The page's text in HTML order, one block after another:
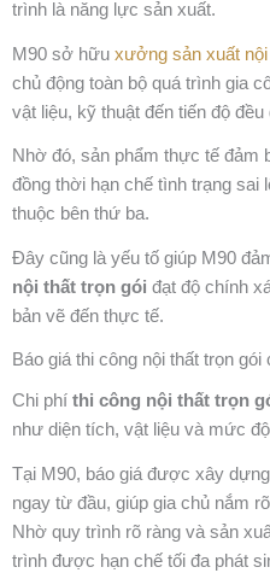
trình là năng lực sản xuất.
M90 sở hữu xưởng sản xuất nội
chủ động toàn bộ quá trình gia
vật liệu, kỹ thuật đến tiến độ
Nhờ đó, sản phẩm thực tế đảm
đồng thời hạn chế tình trạng sai
thuộc bên thứ ba.
Đây cũng là yếu tố giúp M90
nội thất trọn gói đạt độ chính
bản vẽ đến thực tế.
Báo giá thi công nội thất trọn
Chi phí thi công nội thất trọn
như diện tích, vật liệu và mức
Tại M90, báo giá được xây
ngay từ đầu, giúp gia chủ nắm
Nhờ quy trình rõ ràng và sản
trình được hạn chế tối đa phát